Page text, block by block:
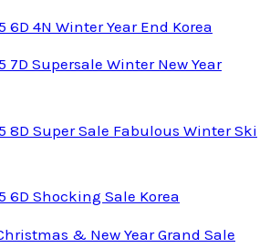
6D 4N Winter Year End Korea
7D Supersale Winter New Year
8D Super Sale Fabulous Winter Ski
6D Shocking Sale Korea
& New Year Grand Sale